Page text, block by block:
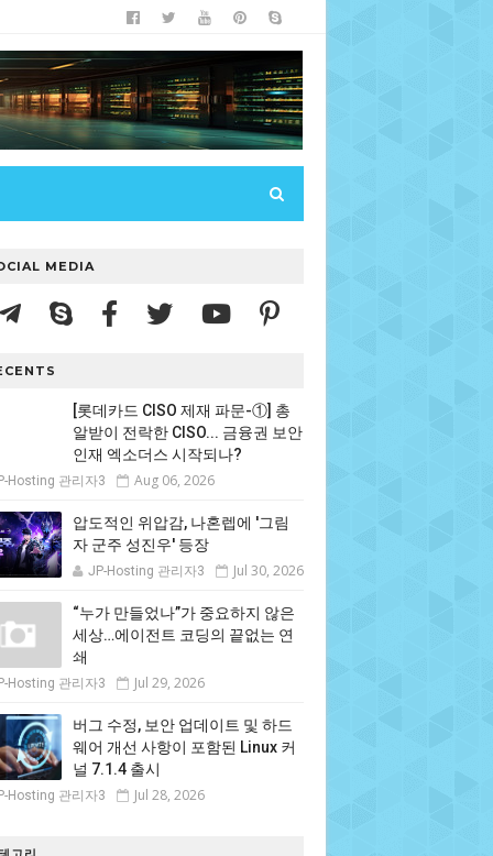
MEDIA
[롯데카드 CISO 제재 파문-①] 총
알받이 전락한 CISO... 금융권 보안
인재 엑소더스 시작되나?
Hosting 관리자3 Aug 06, 2026
압도적인 위압감, 나혼렙에 '그림
자 군주 성진우' 등장
JP-Hosting 관리자3 Jul 30, 2026
“누가 만들었나”가 중요하지 않은
세상…에이전트 코딩의 끝없는 연
쇄
Hosting 관리자3 Jul 29, 2026
버그 수정, 보안 업데이트 및 하드
웨어 개선 사항이 포함된 Linux 커
널 7.1.4 출시
Hosting 관리자3 Jul 28, 2026